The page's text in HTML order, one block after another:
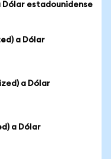
Dólar estadounidense
a Dólar
a Dólar
a Dólar